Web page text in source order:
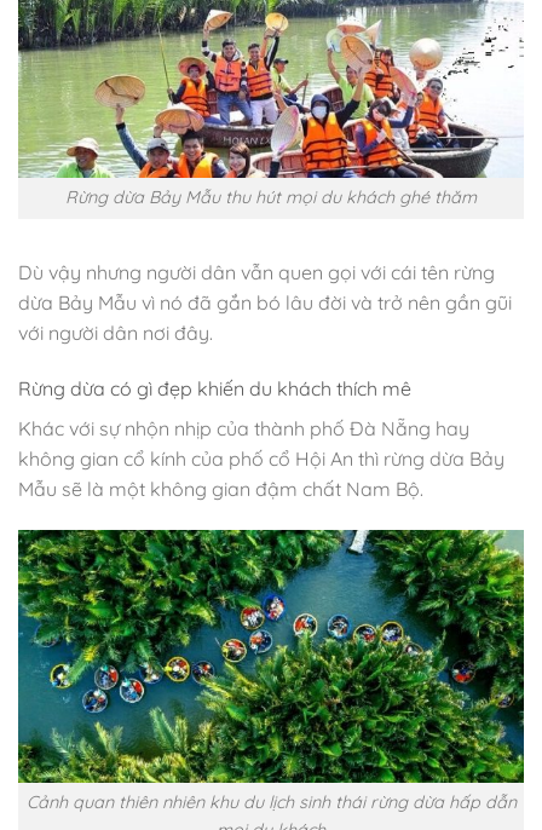
Rừng dừa Bảy Mẫu thu hút mọi du khách ghé thăm
Dù vậy nhưng người dân vẫn quen gọi với cái tên rừng
dừa Bảy Mẫu vì nó đã gắn bó lâu đời và trở nên gần gũi
với người dân nơi đây.
Rừng dừa có gì đẹp khiến du khách thích mê
Khác với sự nhộn nhịp của thành phố Đà Nẵng hay
không gian cổ kính của phố cổ Hội An thì rừng dừa Bảy
Mẫu sẽ là một không gian đậm chất Nam Bộ.
Cảnh quan thiên nhiên khu du lịch sinh thái rừng dừa hấp dẫn